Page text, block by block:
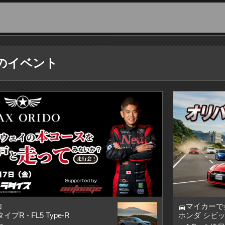
イベント
イプR - FL5 Type-R
directions_carマイカー
ホンダ シビ